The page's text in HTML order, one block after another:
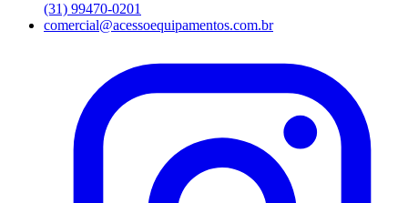
(31) 99470-0201
comercial@acessoequipamentos.com.br